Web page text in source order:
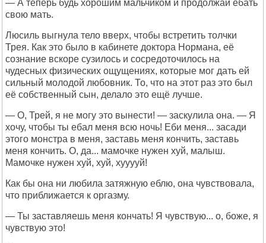
— А теперь будь хорошим мальчиком и продолжай ебать
свою мать.
Люсиль выгнула тело вверх, чтобы встретить толчки
Трея. Как это было в кабинете доктора Нормана, её
сознание вскоре сузилось и сосредоточилось на
чудесных физических ощущениях, которые мог дать ей
сильный молодой любовник. То, что на этот раз это был
её собственный сын, делало это ещё лучше.
— О, Трей, я не могу это вынести! — заскулила она. — Я
хочу, чтобы ты ебал меня всю ночь! Еби меня... засади
этого монстра в меня, заставь меня кончить, заставь
меня кончить. О, да... мамочке нужен хуй, малыш.
Мамочке нужен хуй, хуй, хууууй!
Как бы она ни любила затяжную еблю, она чувствовала,
что приближается к оргазму.
— Ты заставляешь меня кончать! Я чувствую... о, боже, я
чувствую это!